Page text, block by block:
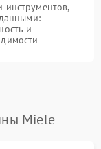
и
Miele